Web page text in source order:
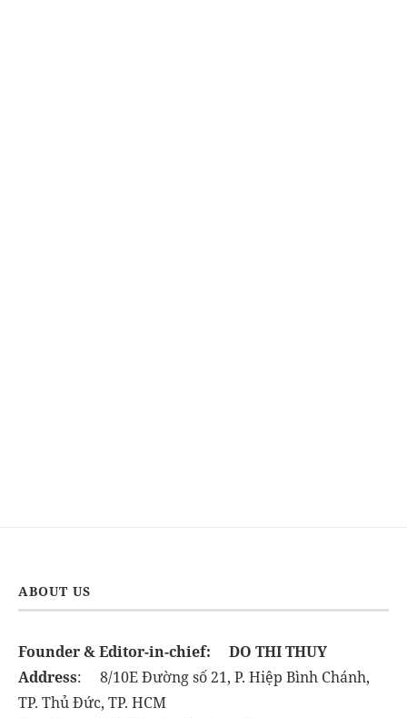
ABOUT US
Founder & Editor-in-chief:
DO THI THUY
Address: 8/10E Đường số 21, P. Hiệp Bình Chánh,
TP. Thủ Đức, TP. HCM